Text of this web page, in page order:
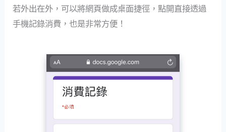
若外出在外，可以將網頁做成桌面捷徑，點開直接透過
手機記錄消費，也是非常方便！